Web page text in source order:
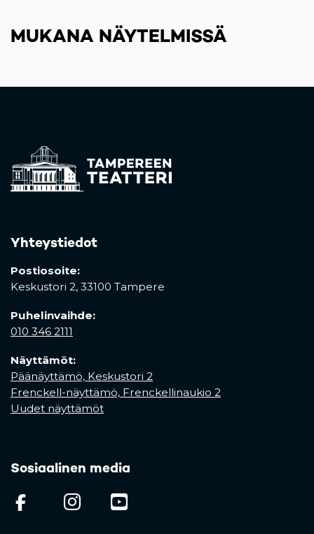
MUKANA NÄYTELMISSÄ
Yhteystiedot
Postiosoite:
Keskustori 2, 33100 Tampere
Puhelinvaihde:
010 346 2111
Näyttämöt:
Päänäyttämö, Keskustori 2
Frenckell-näyttämö, Frenckellinaukio 2
Uudet näyttämöt
Sosiaalinen media
(opens in a new tab)
(opens in a new tab)